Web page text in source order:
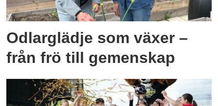
Odlarglädje som växer –
från frö till gemenskap